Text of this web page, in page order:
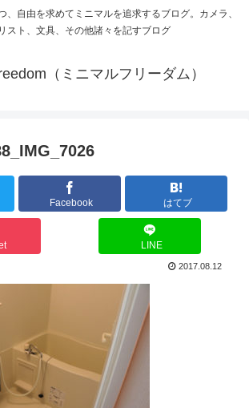
、自由を求めてミニマルを追求するブログ。カメラ、
スト、文具、その他諸々を記すブログ
（ミニマルフリーダム）
Facebook はてブ
LINE
2017.08.12